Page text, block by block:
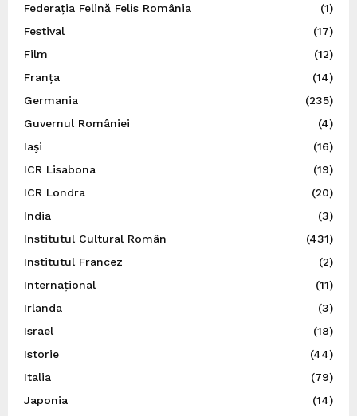
Federația Felină Felis România
(1)
Festival
(17)
Film
(12)
Franța
(14)
Germania
(235)
Guvernul României
(4)
Iaşi
(16)
ICR Lisabona
(19)
ICR Londra
(20)
India
(3)
Institutul Cultural Român
(431)
Institutul Francez
(2)
Internațional
(11)
Irlanda
(3)
Israel
(18)
Istorie
(44)
Italia
(79)
Japonia
(14)